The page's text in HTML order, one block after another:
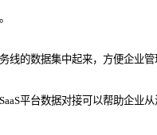
线的数据集中起来，方便企业管
平台数据对接可以帮助企业